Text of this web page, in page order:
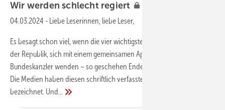
Wir werden schlecht regiert
04.03.2024 - Liebe Leserinnen, liebe Leser,
Es besagt schon viel, wenn die vier wichtigsten Wirtschaftsverbände
der Republik, sich mit einem gemeinsamen Appell an den
Bundeskanzler wenden – so geschehen Ende Januar dieses Jahres.
Die Medien haben diesen schriftlich verfassten Appell als Brandbrief
bezeichnet. Und...